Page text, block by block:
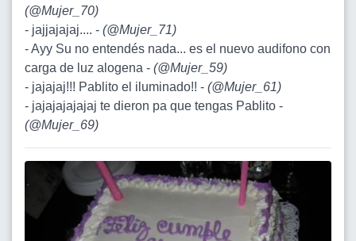
(@Mujer_70)
- jajjajajaj.... - (@Mujer_71)
- Ayy Su no entendés nada... es el nuevo audifono con
carga de luz alogena - (@Mujer_59)
- jajajaj!!! Pablito el iluminado!! - (@Mujer_61)
- jajajajajajaj te dieron pa que tengas Pablito -
(@Mujer_69)